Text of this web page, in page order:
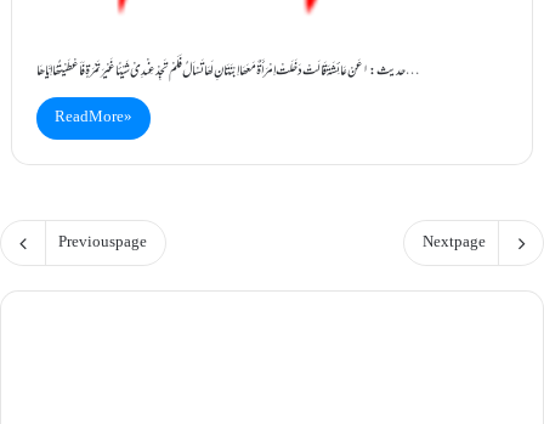
حدیث:۱ عَنْ عَائِشَۃَ قَالَتْ دَخَلَتْ اِمْرَأَۃٌ مَعَھَا اِبْنَتَانِ لَھَا تَسْاَلُ فَلَمْ تَجِدْ عِنْدِیْ شَیْئًا غَیْرَ تَمْرَۃٍ فَاَعْطَیْتُھَا اِیَّاھَا…
Read More »
Previous page Next page